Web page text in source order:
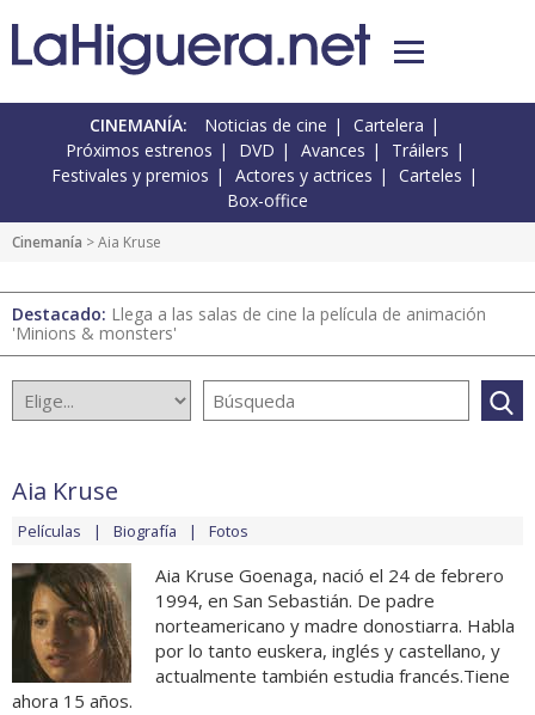
CINEMANÍA: Noticias de cine
Cartelera
Próximos estrenos
DVD Avances
Tráilers
Festivales y premios
Actores y actrices
Carteles
Box-office
Cinemanía > Aia Kruse
Destacado: Llega a las salas de cine la película de animación
'Minions & monsters'
Aia Kruse
Películas Biografía Fotos
Aia Kruse Goenaga, nació el 24 de febrero
1994, en San Sebastián. De padre
norteamericano y madre donostiarra. Habla
por lo tanto euskera, inglés y castellano, y
actualmente también estudia francés.Tiene
ahora 15 años.